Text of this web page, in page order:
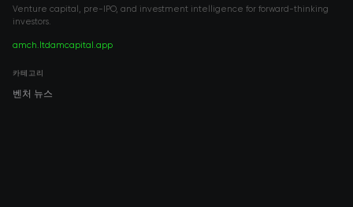
Venture capital, pre-IPO, and investment intelligence for forward-thinking
investors.
amch.ltdamcapital.app
카테고리
벤처 뉴스